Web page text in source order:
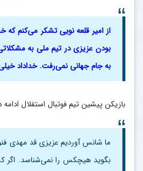
از امیر قلعه‌ نویی تشکر می‌کنم که
بودن عزیزی در تیم ملی به
به جام جهانی نمی‌رفت. خداداد
بازیکن پیشین تیم فوتبال استقلال ادامه
ما شانس آوردیم عزیزی قد مهدی
بگوید هیچکس را نمی‌شناسد. اگر